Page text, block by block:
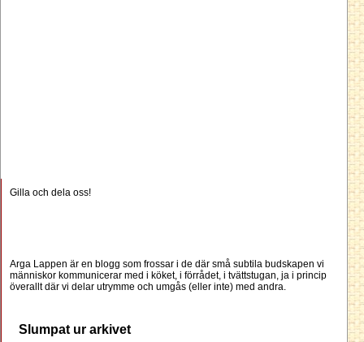
Gilla och dela oss!
Arga Lappen är en blogg som frossar i de där små subtila budskapen vi
människor kommunicerar med i köket, i förrådet, i tvättstugan, ja i princip
överallt där vi delar utrymme och umgås (eller inte) med andra.
Slumpat ur arkivet